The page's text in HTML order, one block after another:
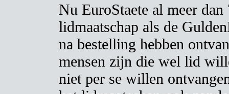
Nu EuroStaete al meer
lidmaatschap als de
na bestelling hebben
mensen zijn die wel lid
niet per se willen